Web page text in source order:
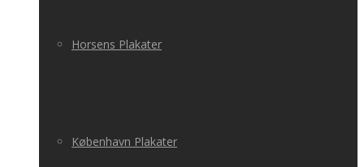
Horsens Plakater
København Plakater